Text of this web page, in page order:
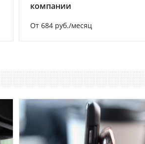
компании
От 684 руб./месяц